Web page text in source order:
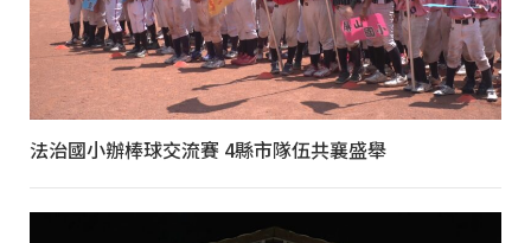
法治國小辦棒球交流賽 4縣市隊伍共襄盛舉